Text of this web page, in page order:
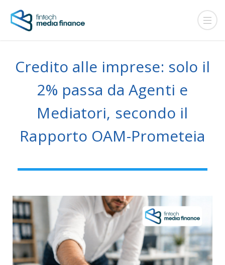
Credito alle imprese: solo il
2% passa da Agenti e
Mediatori, secondo il
Rapporto OAM-Prometeia